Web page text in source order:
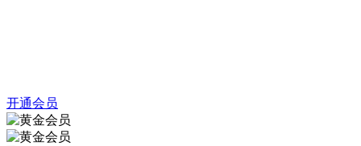
开通会员